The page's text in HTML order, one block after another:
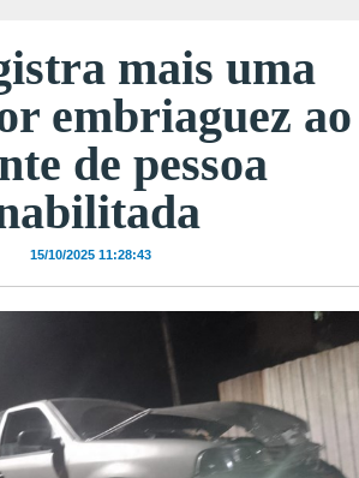
mais uma
embriaguez ao
de pessoa
15/10/2025 11:28:43